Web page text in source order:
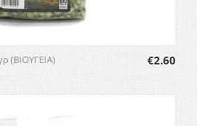
(ΒΙΟΥΓΕΙΑ) €2.60